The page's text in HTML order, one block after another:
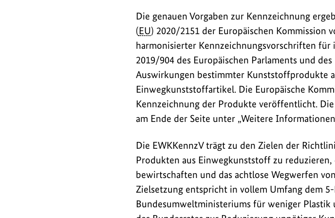
Die genauen Vorgaben zur Kennzeichnung
(EU) 2020/2151 der Europäischen Kommission
harmonisierter Kennzeichnungsvorschriften für
2019/904 des Europäischen Parlaments und
Auswirkungen bestimmter Kunststoffprodukte
Einwegkunststoffartikel. Die Europäische
Kennzeichnung der Produkte veröffentlicht.
am Ende der Seite unter „Weitere
Die EWKKennzV trägt zu den Zielen der
Produkten aus Einwegkunststoff zu
bewirtschaften und das achtlose Wegwerfen
Zielsetzung entspricht in vollem Umfang dem
Bundesumweltministeriums für weniger